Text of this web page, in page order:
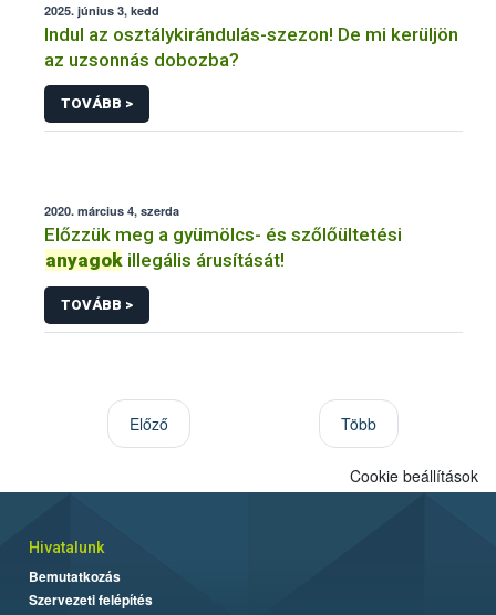
2025. június 3, kedd
Indul az osztálykirándulás-szezon! De mi kerüljön
az uzsonnás dobozba?
TOVÁBB >
2020. március 4, szerda
Előzzük meg a gyümölcs- és szőlőültetési
anyagok illegális árusítását!
TOVÁBB >
Előző Több
Cookie beállítások
Hivatalunk
Bemutatkozás
Szervezeti felépítés